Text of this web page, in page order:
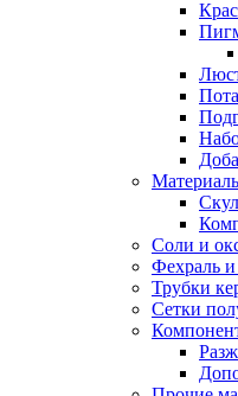
Соли и
Фехраль
Трубки
Сетки